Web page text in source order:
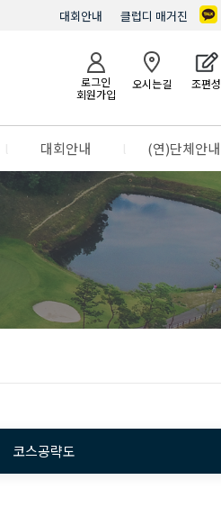
클럽디 매거진
대회안내
로그인
회원가입
오시는길 조편성
대회안내 (연)단체안내
코스공략도